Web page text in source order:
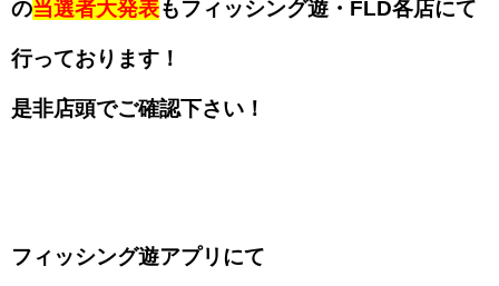
の当選者大発表もフィッシング遊・FLD各店にて
行っております！
是非店頭でご確認下さい！
フィッシング遊アプリにて